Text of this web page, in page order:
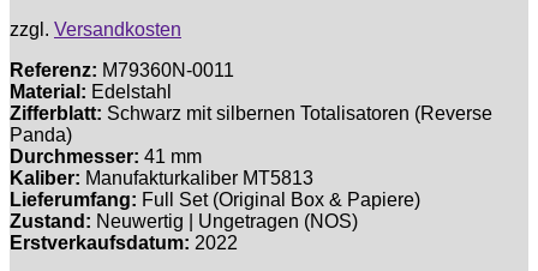
zzgl. Versandkosten
Referenz: M79360N-0011
Material: Edelstahl
Zifferblatt: Schwarz mit silbernen Totalisatoren (Reverse
Panda)
Durchmesser: 41 mm
Kaliber: Manufakturkaliber MT5813
Lieferumfang: Full Set (Original Box & Papiere)
Zustand: Neuwertig | Ungetragen (NOS)
Erstverkaufsdatum: 2022